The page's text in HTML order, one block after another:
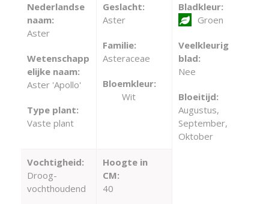
Nederlandse
naam:
Aster
Wetenschapp
elijke naam:
Aster 'Apollo'
Type plant:
Vaste plant
Geslacht:
Aster
Familie:
Asteraceae
Bloemkleur:
Wit
Bladkleur:
Groen
Veelkleurig
blad:
Nee
Bloeitijd:
Augustus,
September,
Oktober
Vochtigheid:
Droog-
vochthoudend
Hoogte in
CM:
40